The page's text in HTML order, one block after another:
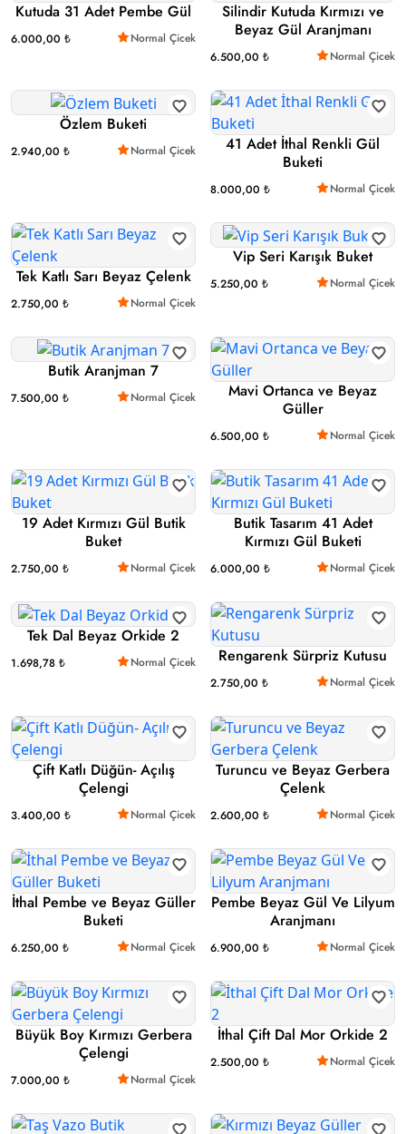
Kutuda 31 Adet Pembe Gül
6.000,00 ₺ Normal Çicek
Silindir Kutuda Kırmızı ve
Beyaz Gül Aranjmanı
6.500,00 ₺ Normal Çicek
Özlem Buketi
2.940,00 ₺ Normal Çicek
41 Adet İthal Renkli Gül
Buketi
8.000,00 ₺ Normal Çicek
Tek Katlı Sarı Beyaz Çelenk
2.750,00 ₺ Normal Çicek
Vip Seri Karışık Buket
5.250,00 ₺ Normal Çicek
Butik Aranjman 7
7.500,00 ₺ Normal Çicek
Mavi Ortanca ve Beyaz
Güller
6.500,00 ₺ Normal Çicek
19 Adet Kırmızı Gül Butik
Buket
2.750,00 ₺ Normal Çicek
Butik Tasarım 41 Adet
Kırmızı Gül Buketi
6.000,00 ₺ Normal Çicek
Tek Dal Beyaz Orkide 2
1.698,78 ₺ Normal Çicek Rengarenk Sürpriz Kutusu
2.750,00 ₺ Normal Çicek
Çift Katlı Düğün- Açılış
Çelengi
3.400,00 ₺ Normal Çicek
Turuncu ve Beyaz Gerbera
Çelenk
2.600,00 ₺ Normal Çicek
İthal Pembe ve Beyaz Güller
Buketi
6.250,00 ₺ Normal Çicek
Pembe Beyaz Gül Ve Lilyum
Aranjmanı
6.900,00 ₺ Normal Çicek
Büyük Boy Kırmızı Gerbera
Çelengi
7.000,00 ₺ Normal Çicek
İthal Çift Dal Mor Orkide 2
2.500,00 ₺ Normal Çicek